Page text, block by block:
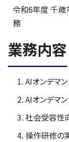
令和6年度 千歳
務
業務内容
AIオンデマ
AIオンデマ
社会受容性
操作研修の